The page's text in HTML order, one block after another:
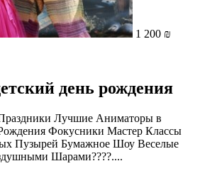
1 200 ₪
день рождения
Лучшие Аниматоры в
Фокусники Мастер Классы
Пузырей Бумажное Шоу Веселые
Шарами????....